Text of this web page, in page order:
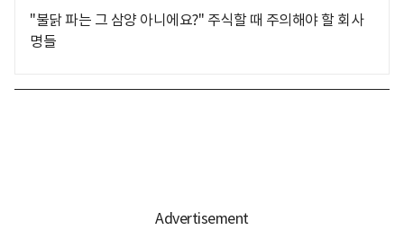
"불닭 파는 그 삼양 아니에요?" 주식할 때 주의해야 할 회사
명들